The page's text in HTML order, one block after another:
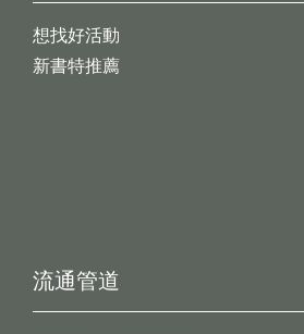
想找好活動
新書特推薦
流通管道